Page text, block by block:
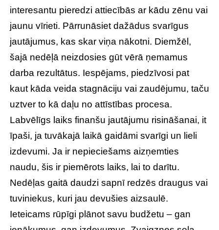
interesantu pieredzi attiecībās ar kādu zēnu vai
jaunu vīrieti. Pārrunāsiet dažādus svarīgus
jautājumus, kas skar viņa nākotni. Diemžēl,
šajā nedēļā neizdosies gūt vērā ņemamus
darba rezultātus. Iespējams, piedzīvosi pat
kaut kāda veida stagnāciju vai zaudējumu, taču
uztver to kā daļu no attīstības procesa.
Labvēlīgs laiks finanšu jautājumu risināšanai, it
īpaši, ja tuvākajā laikā gaidāmi svarīgi un lieli
izdevumi. Ja ir nepieciešams aizņemties
naudu, šis ir piemērots laiks, lai to darītu.
Nedēļas gaitā daudzi sapnī redzēs draugus vai
tuviniekus, kuri jau devušies aizsaulē.
Ieteicams rūpīgi plānot savu budžetu – gan